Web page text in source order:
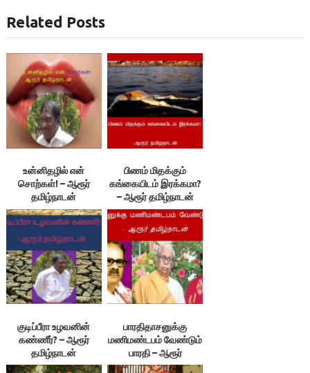
Related Posts
உன்னிதழில் என்
சொற்கள்! – ஆரூர்
தமிழ்நாடன்
பிணம் மிதக்கும்
கங்கையிடம் இரக்கமா?
– ஆரூர் தமிழ்நாடன்
குடிப்பீரா உழவனின்
கண்ணீர்? – ஆரூர்
தமிழ்நாடன்
பாரதிதாசனுக்கு
மணிமண்டபம் வேண்டும்
பாரதி – ஆரூர்
தமிழ்நாடன்